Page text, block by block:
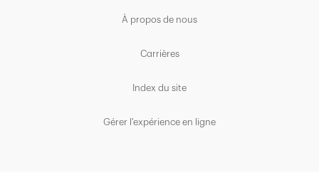
À propos de nous
Carrières
Index du site
Gérer l'expérience en ligne